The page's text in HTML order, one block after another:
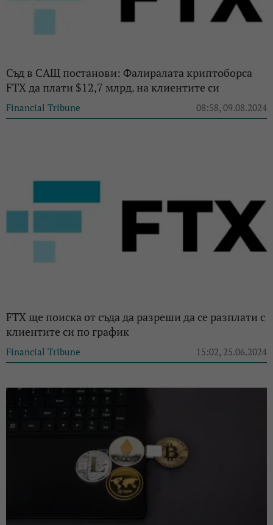
Съд в САЩ постанови: Фалиралата криптоборса
FTX да плати $12,7 млрд. на клиентите си
Financial Tribune 08:58, 09.08.2024
FTX ще поиска от съда да разреши да се разплати с
клиентите си по график
Financial Tribune 15:02, 25.06.2024